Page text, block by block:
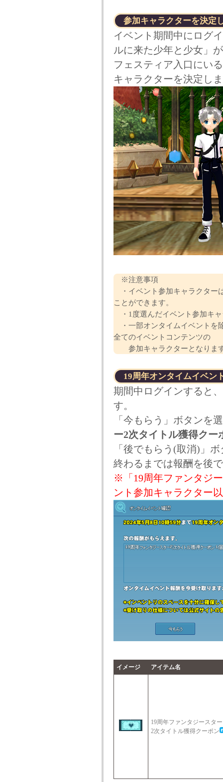
参加キャラクターを決定
イベント期間中にログ
ルに来た少年と少女」
フェスティア入口にい
キャラクターを決定し
※注意事項
・イベント参加キャラクター
ことができます。
・1度選んだイベント参加キ
・一部オンタイムイベントを
全てのイベントコンテンツの
参加キャラクターとなりま
19周年オンタイムイベン
期間中ログインすると
す。
「今もらう」ボタンを
ー2次タイトル獲得クー
「後でもらう(取消)」
終わるまでは報酬を後
※「19周年ファンタジ
ント参加キャラクター
イメージ アイテム名
19周年ファンタジースター
2次タイトル獲得クーポン